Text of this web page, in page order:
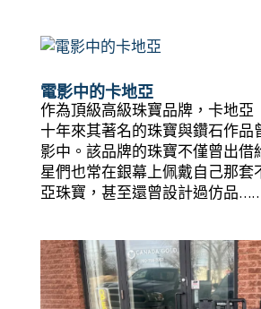
電影中的卡地亞
作為頂級高級珠寶品牌，卡地
十年來其著名的珠寶與鑽石作品
影中。該品牌的珠寶不僅曾出借
星們也常在銀幕上佩戴自己那套
亞珠寶，甚至還曾設計過仿品